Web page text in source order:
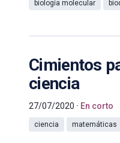
biología molecular
Cimientos
ciencia
27/07/2020 En corto
ciencia matemáticas